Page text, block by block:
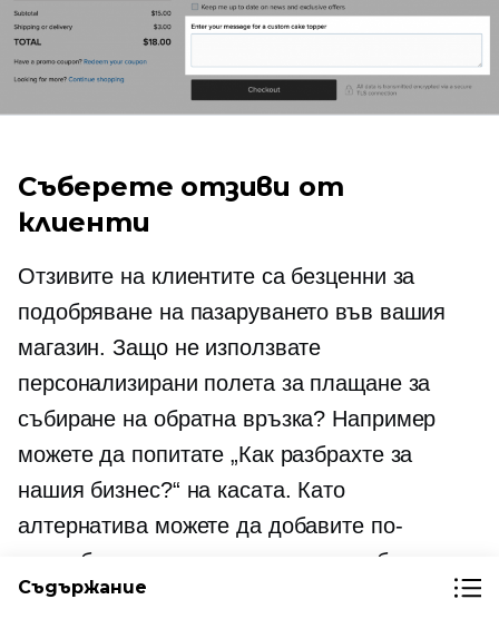
Съберете отзиви от
клиенти
Отзивите на клиентите са безценни за
подобряване на пазаруването във вашия
магазин. Защо не използвате
персонализирани полета за плащане за
събиране на обратна връзка? Например
можете да попитате „Как разбрахте за
нашия бизнес?“ на касата. Като
алтернатива можете да добавите по-
подробни анкети, като използвате бутон за
избор или падащи полета.
Съдържание